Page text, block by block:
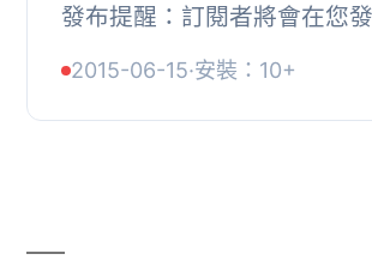
發布提醒：訂閱者將會在您
有新的評論時，相關用戶將會
郵件通知。,...
2015-06-15·安裝：10+